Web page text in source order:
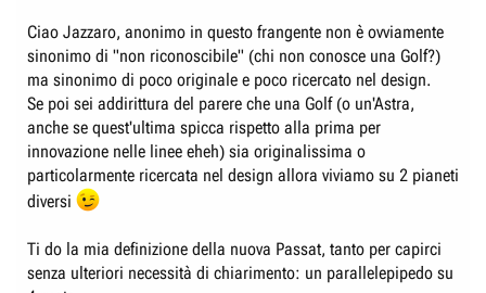
altrimenti non vedo come possano pensare di vender roba del genere ad
una clientela europea, provando ad uscire dalla nicchia in cui stanno e a
vendere qualche macchina a chi di Honda non ne ha ancora avute.
Ciao Jazzaro, anonimo in questo frangente non è ovviamente
sinonimo di "non riconoscibile" (chi non conosce una Golf?)
ma sinonimo di poco originale e poco ricercato nel design.
Se poi sei addirittura del parere che una Golf (o un'Astra,
anche se quest'ultima spicca rispetto alla prima per
innovazione nelle linee eheh) sia originalissima o
particolarmente ricercata nel design allora viviamo su 2 pianeti
diversi
Ti do la mia definizione della nuova Passat, tanto per capirci
senza ulteriori necessità di chiarimento: un parallelepipedo su